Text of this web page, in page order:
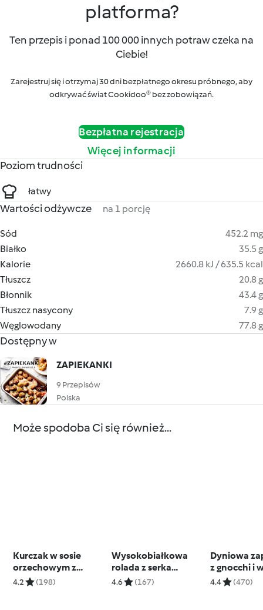
platforma?
Ten przepis i ponad 100 000 innych potraw czeka na
Ciebie!
Zarejestruj się i otrzymaj 30 dni bezpłatnego okresu próbnego, aby
odkrywać świat Cookidoo® bez zobowiązań.
Bezpłatna rejestracja
Więcej informacji
Poziom trudności
łatwy
Wartości odżywcze na 1 porcję
Sód
452.2 mg
Białko
35.5 g
Kalorie
2660.8 kJ / 635.5 kcal
Tłuszcz
20.8 g
Błonnik
43.4 g
Tłuszcz nasycony
7.9 g
Węglowodany
77.8 g
Dostępny w
ZAPIEKANKI
9 Przepisów
Polska
Może spodoba Ci się również...
Kurczak w sosie
orzechowym z
makaronem
4.2 (198)
Wysokobiałkowa
rolada z serka
wiejskiego z indykiem
4.6 (167)
Dyniowa
z gnocchi i
4.4 (470)